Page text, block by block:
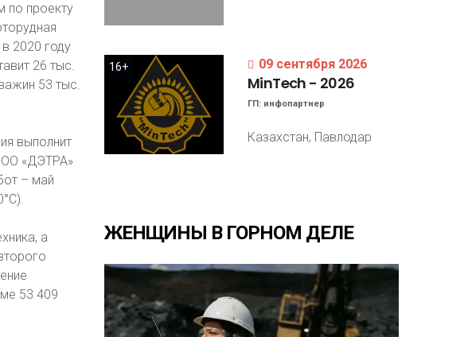
по проекту
2020 году
26 тыс.
53 тыс.
выполнит
«ДЭТРА»
– май
а
53 409
16+ 09 сентября 2026
MinTech - 2026
ГП: инфопартнер
Казахстан, Павлодар
ЖЕНЩИНЫ В ГОРНОМ ДЕЛЕ